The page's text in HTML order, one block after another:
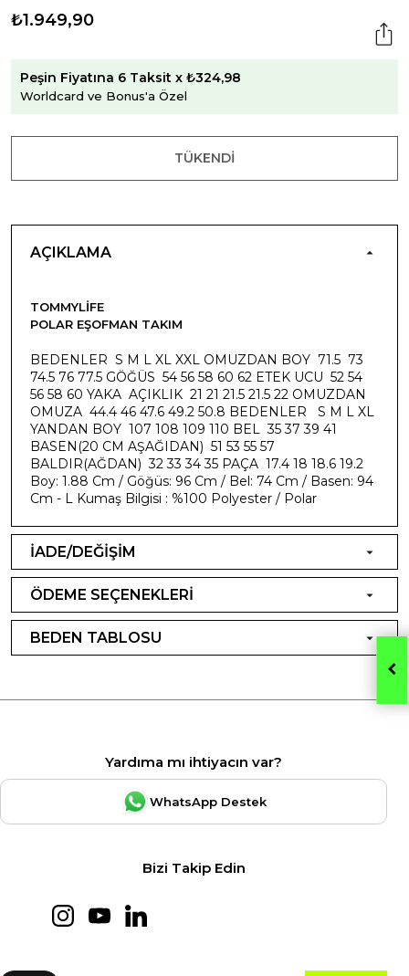
₺1.949,90
Peşin Fiyatına 6 Taksit x ₺324,98
Worldcard ve Bonus'a Özel
TÜKENDI
AÇIKLAMA
TOMMYLIFE
POLAR EŞOFMAN TAKIM
BEDENLER S M L XL XXL OMUZDAN BOY 71.5 73
74.5 76 77.5 GÖĞÜS 54 56 58 60 62 ETEK UCU 52 54
56 58 60 YAKA AÇIKLIK 21 21 21.5 21.5 22 OMUZDAN
OMUZA 44.4 46 47.6 49.2 50.8 BEDENLER S M L XL
YANDAN BOY 107 108 109 110 BEL 35 37 39 41
BASEN(20 CM AŞAĞIDAN) 51 53 55 57
BALDIR(AĞDAN) 32 33 34 35 PAÇA 17.4 18 18.6 19.2
Boy: 1.88 Cm / Göğüs: 96 Cm / Bel: 74 Cm / Basen: 94
Cm - L Kumaş Bilgisi : %100 Polyester / Polar
İADE/DEĞİŞİM
ÖDEME SEÇENEKLERİ
BEDEN TABLOSU
Yardıma mı ihtiyacın var?
WhatsApp Destek
Bizi Takip Edin